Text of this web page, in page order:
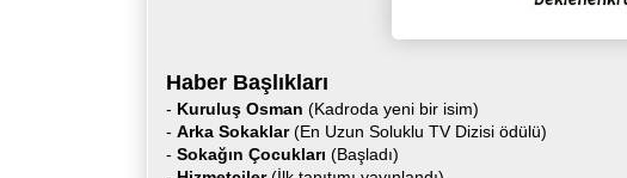
Haber Başlıkları
- Kuruluş Osman (Kadroda yeni bir isim)
- Arka Sokaklar(En Uzun Soluklu TV Dizisi ödülü)
- Sokağın Çocukları (Başladı)